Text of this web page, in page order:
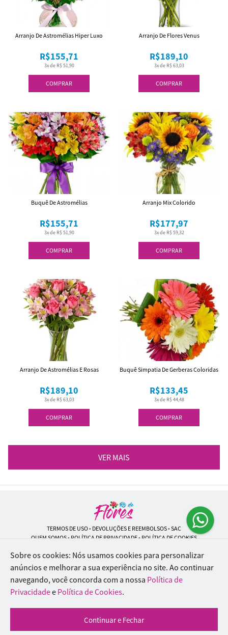
COMPRAR
3x de R$ 51,90
R$155,71
Arranjo De Astromélias Hiper Luxo
COMPRAR
3x de R$ 63,03
R$189,10
Arranjo De Flores Venus
COMPRAR
3x de R$ 51,90
R$155,71
Buquê De Astromélias
COMPRAR
3x de R$ 59,32
R$177,97
Arranjo Mix Colorido
COMPRAR
3x de R$ 63,03
R$189,10
Arranjo De Astromélias E Rosas
COMPRAR
3x de R$ 44,48
R$133,45
Buquê Simpatia De Gerberas Coloridas
VER MAIS
TERMOS DE USO• DEVOLUÇÕES E REEMBOLSOS• SAC
QUEM SOMOS• POLÍTICA DE PRIVACIDADE• POLÍTICA DE COOKIES
Rio de Flores | CNPJ: 18.184.423/0001-74
Rua Lopes Trovão, 42 - Rio de Janeiro - RJ - 20.920-340
WhatsApp: (21) 96451-9290| Telefone: (21) 9 6715-9790
© 2024-2026 - Todos os direitos reservados - Desenvolvido por
Inteligentes
Sobre os cookies: Nós usamos cookies para personalizar
anúncios e melhorar a sua experiência no site. Ao continuar
navegando, você concorda com a nossa Política de
Privacidadee Política de Cookies.
Continuar e Fechar